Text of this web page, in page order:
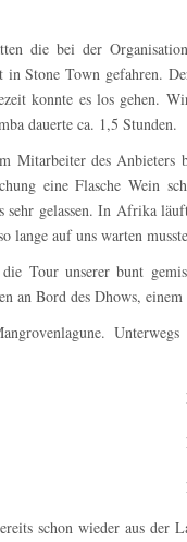
die bei der
in Stone Town gefahren.
konnte es los gehen.
dauerte ca. 1,5 Stunden.
Mitarbeiter des Anbieters
eine Flasche Wein
sehr gelassen. In Afrika
lange auf uns warten
Tour unserer bunt
an Bord des Dhows,
schon wieder aus der